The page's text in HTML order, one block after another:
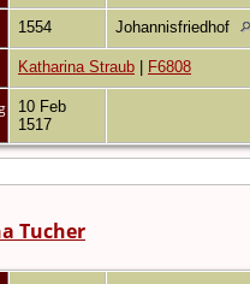
1554 Johannisfriedhof
Katharina Straub F6808
10 Feb
1517
Tucher